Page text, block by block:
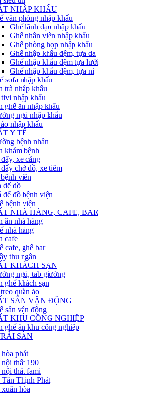
NHẬP KHẨU
văn phòng nhập khẩu
Ghế lãnh đạo nhập khẩu
Ghế nhân viên nhập khẩu
Ghế phòng họp nhập khẩu
Ghế nhập khẩu đệm, tựa da
Ghế nhập khẩu đệm tựa lưới
Ghế nhập khẩu đệm, tựa nỉ
sofa nhập khẩu
trà nhập khẩu
nhập khẩu
ghế ăn nhập khẩu
ngủ nhập khẩu
nhập khẩu
Y TẾ
bệnh nhân
khám bệnh
xe cáng
chở đồ, xe tiêm
viên
để đồ
để đồ bệnh viện
bệnh viện
NHÀ HÀNG, CAFE, BAR
ăn nhà hàng
nhà hàng
cafe
cafe, ghế bar
thu ngân
KHÁCH SẠN
ngủ, tab giường
ghế khách sạn
quần áo
SÂN VẬN ĐỘNG
sân vận động
KHU CÔNG NGHIỆP
ghế ăn khu công nghiệp
SÀN
phát
thất 190
thất fami
Tân Thịnh Phát
hòa